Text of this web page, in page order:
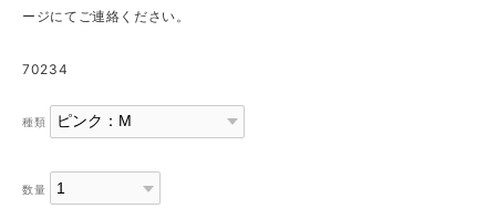
ージにてご連絡ください。
70234
種類
数量